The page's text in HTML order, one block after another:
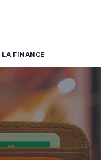
FINANCE